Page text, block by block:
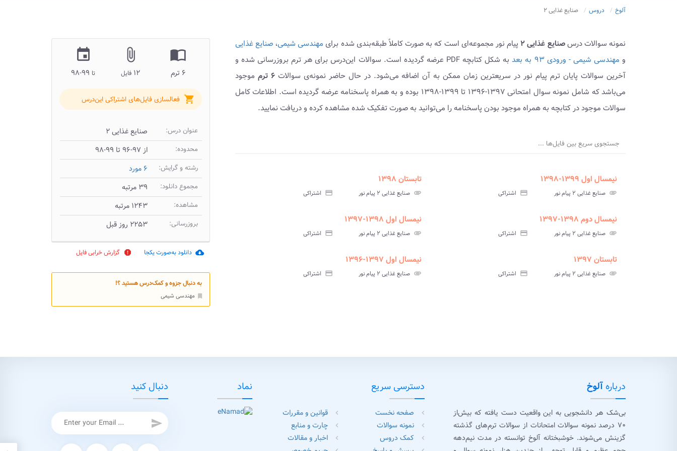
آلوخ دروس صنایع غذایی ۲
import_contacts
۶ ترم
attach_file
۱۲ فایل
insert_invitation
تا
shopping_cart فعالسازی فایل‌های اشتراکی این‌درس
عنوان درس: صنایع غذایی ۲
محدوده: از ۹۷-۹۶ تا ۹۹-۹۸
رشته و گرایش: ۶ مورد
مجموع دانلود: ۳۹ مرتبه
مشاهده: ۱۲۴۳ مرتبه
بروزرسانی: ۲۲۵۳ روز قبل
cloud_download دانلود به‌صورت یکجا report گزارش خرابی فایل
به دنبال جزوه و کمک‌درس هستید ؟!
مهندسی شیمی
نمونه سوالات درسصنایع غذایی ۲ پیام نور مجموعه‌ای است که به صورت کاملاً طبقه‌بندی شده برای مهندسی شیمی،صنایع غذایی
و مهندسی شیمی - ورودی ۹۳ به بعد
به شکل کتابچه PDF عرضه گردیده است. سوالات این‌درس برای هر ترم بروزرسانی شده و
آخرین سوالات پایان ترم پیام نور در سریعترین زمان ممکن به آن اضافه می‌شود. در حال حاضر نمونه‌ی سوالات۶ ترم
موجود
می‌باشد که شامل نمونه سوال امتحانی ۱۳۹۷-۱۳۹۶ تا ۱۳۹۹-۱۳۹۸ بوده و به همراه پاسخنامه عرضه گردیده است. اطلاعات کامل
سوالات موجود در کتابچه به همراه موجود بودن پاسخنامه را می‌توانید به صورت تفکیک شده مشاهده کرده و دریافت نمایید.
جستجوی سریع بین فایل‌ها ...
نیمسال اول ۱۳۹۹-۱۳۹۸
attachment صنایع غذایی ۲ پیام نور credit_card اشتراکی
تابستان ۱۳۹۸
attachment صنایع غذایی ۲ پیام نور credit_card اشتراکی
نیمسال دوم ۱۳۹۸-۱۳۹۷
attachment صنایع غذایی ۲ پیام نور credit_card اشتراکی
نیمسال اول ۱۳۹۸-۱۳۹۷
attachment صنایع غذایی ۲ پیام نور credit_card اشتراکی
تابستان ۱۳۹۷
attachment صنایع غذایی ۲ پیام نور credit_card اشتراکی
نیمسال اول ۱۳۹۷-۱۳۹۶
attachment صنایع غذایی ۲ پیام نور credit_card اشتراکی
درباره آلوخ
بی‌شک هر دانشجویی به این واقعیت دست یافته که بیش‌از
۷۰ درصد نمونه سوالات امتحانات از سوالات ترم‌های گذشته
گزینش می‌شوند. خوشبختانه آلوخ توانسته در مدت نیم‌دهه
دسترسی سریع
chevron_left صفحه نخست chevron_left قوانین و مقررات
chevron_left نمونه سوالات chevron_left چارت و منابع
chevron_left کمک دروس chevron_left اخبار و مقالات
نماد دنبال کنید
send